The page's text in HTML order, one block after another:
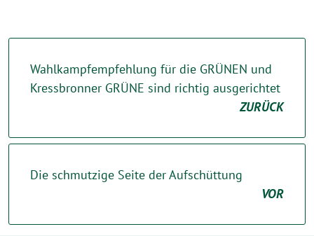
Wahlkampfempfehlung für die GRÜNEN und
Kressbronner GRÜNE sind richtig ausgerichtet
ZURÜCK
Die schmutzige Seite der Aufschüttung
VOR